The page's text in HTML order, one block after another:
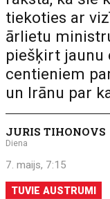
tiekoties ar
ārlietu
piešķirt jaunu
centieniem
un Irānu par
JURIS TIHONOVS
Diena
7. maijs, 7:15
TUVIE AUSTRUMI